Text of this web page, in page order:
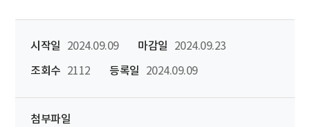
시작일 2024.09.09 마감일
2024.09.23
조회수
2112 등록일 2024.09.09
첨부파일